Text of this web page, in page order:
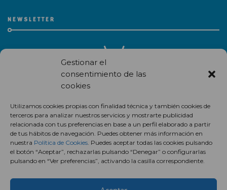
Gestionar el
consentimiento de las
cookies
Utilizamos cookies propias con finalidad técnica y también cookies de
terceros para analizar nuestros servicios y mostrarte publicidad
relacionada con tus preferencias en base a un perfil elaborado a partir
de tus hábitos de navegación. Puedes obtener más información en
nuestra Política de Cookies. Puedes aceptar todas las cookies pulsando
el botón “Aceptar”, rechazarlas pulsando “Denegar” o configurarlas
pulsando en “Ver preferencias”, activando la casilla correspondiente.
NEWSLETTER
centro comercial.
Suscríbete